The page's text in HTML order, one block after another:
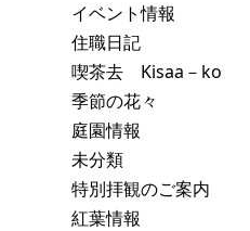
イベント情報
住職日記
喫茶去 Kisaa－ko
季節の花々
庭園情報
未分類
特別拝観のご案内
紅葉情報